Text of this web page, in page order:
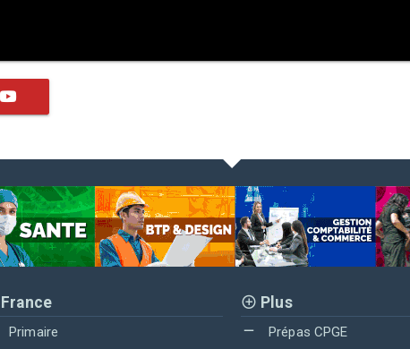
France
Primaire
Plus
Prépas CPGE